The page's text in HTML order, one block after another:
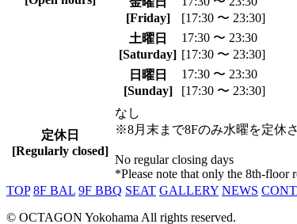
[Friday]
[17:30 〜 23:30]
土曜日
[Saturday]
17:30 〜 23:30
[17:30 〜 23:30]
日曜日
[Sunday]
17:30 〜 23:30
[17:30 〜 23:30]
定休日
[Regularly closed]
なし
※8月末まで8Fのみ水曜を定休
No regular closing days
*Please note that only the 8th-floor
TOP 8F BAL 9F BBQ SEAT GALLERY NEWS
© OCTAGON Yokohama All rights reserved.